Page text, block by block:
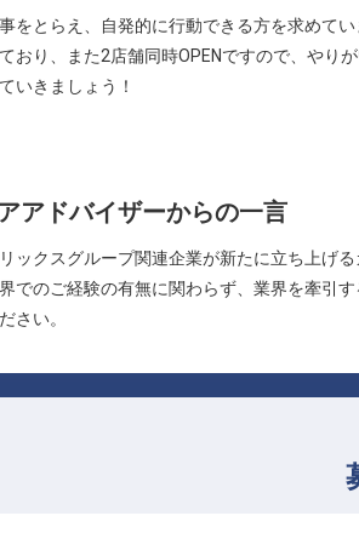
をとらえ、自発的に行動できる方を求めて
おり、また2店舗同時OPENですので、やり
いきましょう！
アドバイザーからの一言
ックスグループ関連企業が新たに立ち上げ
でのご経験の有無に関わらず、業界を牽引
さい。